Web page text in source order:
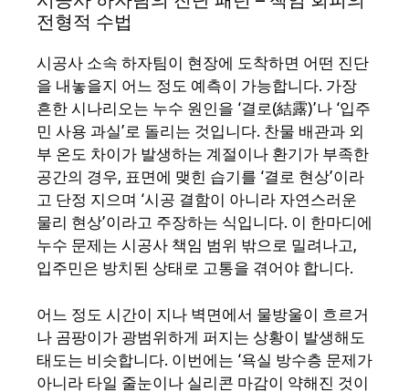
전형적 수법
시공사 소속 하자팀이 현장에 도착하면 어떤 진단
을 내놓을지 어느 정도 예측이 가능합니다. 가장
흔한 시나리오는 누수 원인을 ‘결로(結露)’나 ‘입주
민 사용 과실’로 돌리는 것입니다. 찬물 배관과 외
부 온도 차이가 발생하는 계절이나 환기가 부족한
공간의 경우, 표면에 맺힌 습기를 ‘결로 현상’이라
고 단정 지으며 ‘시공 결함이 아니라 자연스러운
물리 현상’이라고 주장하는 식입니다. 이 한마디에
누수 문제는 시공사 책임 범위 밖으로 밀려나고,
입주민은 방치된 상태로 고통을 겪어야 합니다.
어느 정도 시간이 지나 벽면에서 물방울이 흐르거
나 곰팡이가 광범위하게 퍼지는 상황이 발생해도
태도는 비슷합니다. 이번에는 ‘욕실 방수층 문제가
아니라 타일 줄눈이나 실리콘 마감이 약해진 것이